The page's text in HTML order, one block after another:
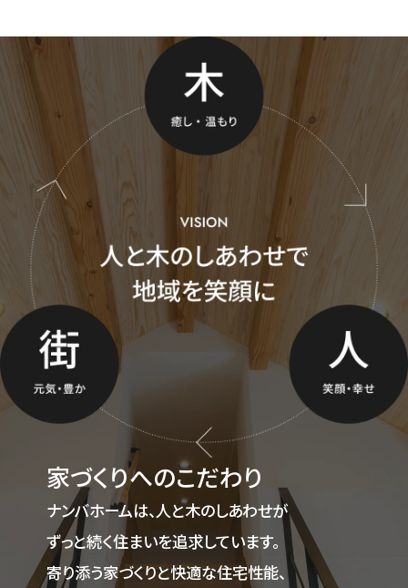
家づくりへのこだわり
ナンバホームは、人と木のしあわせが
ずっと続く住まいを追求しています。
寄り添う家づくりと快適な住宅性能、